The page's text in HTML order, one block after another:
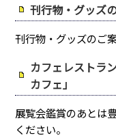
刊行物・グッズ
刊行物・グッズのご案
カフェレストラ
カフェ」
展覧会鑑賞のあとは
ください。